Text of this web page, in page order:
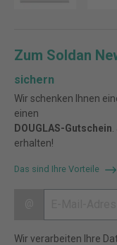
Zum Soldan
sichern
Wir schenken Ihnen
einen
DOUGLAS-Gutschein
erhalten!
Das sind Ihre Vorteile
Wir verarbeiten Ihre